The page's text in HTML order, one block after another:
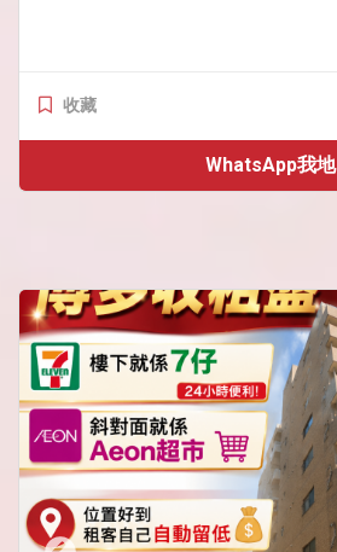
收藏
WhatsApp我地